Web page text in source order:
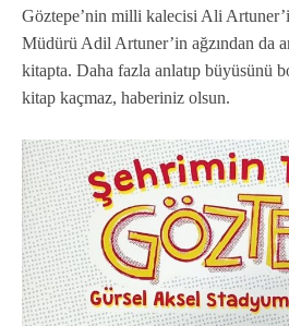
Göztepe’nin milli kalecisi Ali
Müdürü Adil Artuner’in ağzından da
kitapta. Daha fazla anlatıp büyüsünü
kitap kaçmaz, haberiniz olsun.